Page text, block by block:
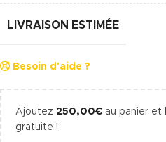
LIVRAISON ESTIMÉE
Besoin d'aide ?
Ajoutez 250,00€ au panier et
gratuite !